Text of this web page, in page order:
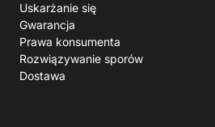
Uskarżanie się
Gwarancja
Prawa konsumenta
Rozwiązywanie sporów
Dostawa